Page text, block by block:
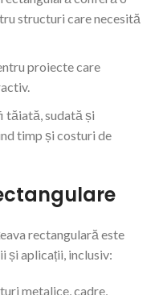
structuri care necesită
proiecte care
tăiată, sudată și
timp și costuri de
rectangulară este
și aplicații, inclusiv:
metalice, cadre,